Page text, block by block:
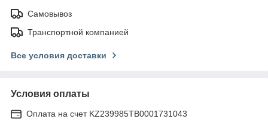
Самовывоз
Транспортной компанией
Все условия доставки
Условия оплаты
Оплата на счет KZ239985TB0001731043